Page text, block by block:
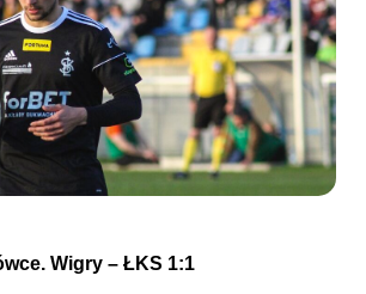
Wigry – ŁKS 1:1